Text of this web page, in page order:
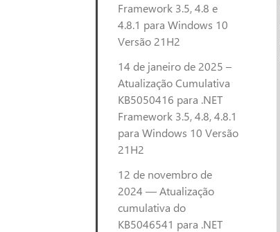
Framework 3.5, 4.8 e
4.8.1 para Windows 10
Versão 21H2
14 de janeiro de 2025 –
Atualização Cumulativa
KB5050416 para .NET
Framework 3.5, 4.8, 4.8.1
para Windows 10 Versão
21H2
12 de novembro de
2024 — Atualização
cumulativa do
KB5046541 para .NET